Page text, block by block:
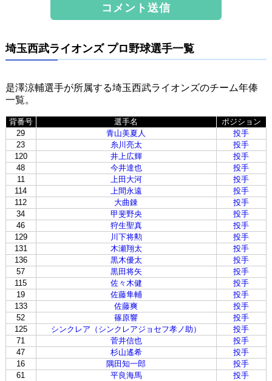
埼玉西武ライオンズ プロ野球選手一覧
是澤涼輔選手が所属する埼玉西武ライオンズのチーム年俸
一覧。
背番号 選手名
ポジション
29
青山美夏人
投手
23
糸川亮太
投手
120
井上広輝
投手
48
今井達也
投手
11
上田大河
投手
114
上間永遠
投手
112
大曲錬
投手
34
甲斐野央
投手
46
狩生聖真
投手
129
川下将勲
投手
131
木瀬翔太
投手
136
黒木優太
投手
57
黒田将矢
投手
115
佐々木健
投手
19
佐藤隼輔
投手
133
佐藤爽
投手
52
篠原響
投手
125
シンクレア（シンクレアジョセフ孝ノ助）
投手
71
菅井信也
投手
47
杉山遙希
投手
16
隅田知一郎
投手
61
平良海馬
投手